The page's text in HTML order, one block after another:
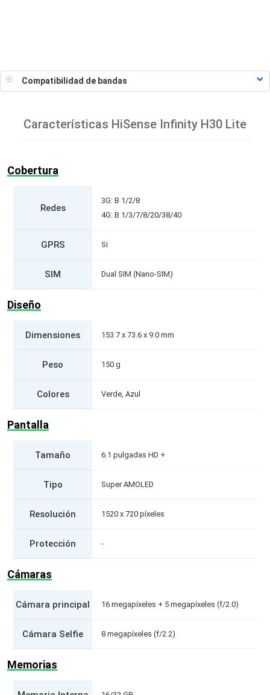
Características HiSense Infinity H30 Lite
Cobertura
Redes
3G: B 1/2/8
4G: B 1/3/7/8/20/38/40
GPRS Si
SIM Dual SIM (Nano-SIM)
Diseño
Dimensiones 153.7 x 73.6 x 9.0 mm
Peso 150 g
Colores Verde, Azul
Pantalla
Tamaño 6.1 pulgadas HD +
Tipo Super AMOLED
Resolución 1520 x 720 píxeles
Protección -
Cámaras
Cámara principal 16 megapíxeles + 5 megapíxeles (f/2.0)
Cámara Selfie 8 megapíxeles (f/2.2)
Memorias